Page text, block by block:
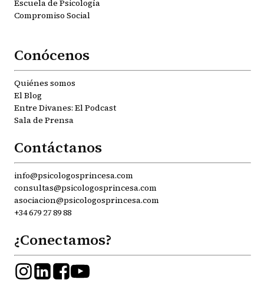
Escuela de Psicología
Compromiso Social
Conócenos
Quiénes somos
El Blog
Entre Divanes: El Podcast
Sala de Prensa
Contáctanos
info@psicologosprincesa.com
consultas@psicologosprincesa.com
asociacion@psicologosprincesa.com
+34 679 27 89 88
¿Conectamos?